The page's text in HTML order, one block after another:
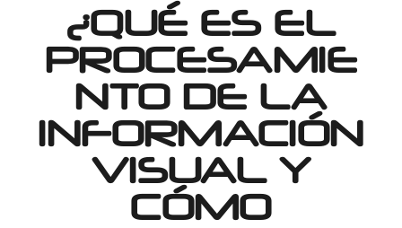
¿QUÉ ES EL
PROCESAMIE
NTO DE LA
INFORMACIÓN
VISUAL Y
CÓMO